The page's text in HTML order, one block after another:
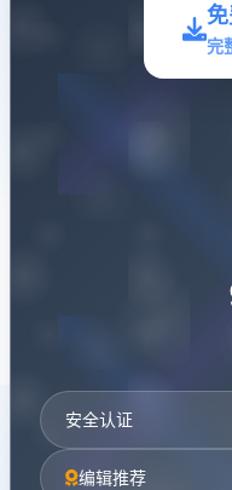
完
安全认证
编辑推荐